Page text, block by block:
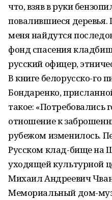
что, взяв в руки
повалившиеся деревья.
меня найдутся
фонд спасения
русский офицер,
В книге белорусско-го
Бондаренко,
такое: «Потребовались
отношение к
рубежом изменилось.
Русском клад-бище на
уходящей культурной
Михаил Андреевич
Мемориальный дом-